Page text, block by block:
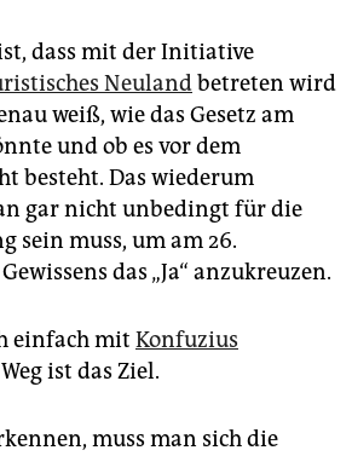
dass mit der Initiative
Neulandbetreten wird
weiß, wie das Gesetz am
und ob es vor dem
besteht. Das wiederum
gar nicht unbedingt für die
sein muss, um am 26.
das „Ja“ anzukreuzen.
einfach mit Konfuzius
ist das Ziel.
muss man sich die